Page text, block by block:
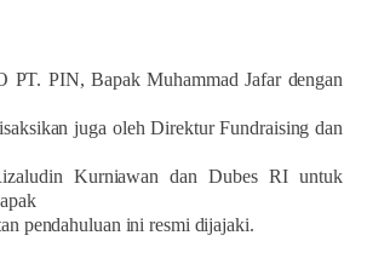
PT. PIN, Bapak Muhammad Jafar dengan
juga oleh Direktur Fundraising dan
Kurniawan dan Dubes RI untuk
pendahuluan ini resmi dijajaki.